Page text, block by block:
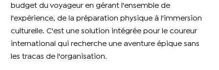
budget du voyageur en gérant l'ensemble de
l'expérience, de la préparation physique à l'immersion
culturelle. C'est une solution intégrée pour le coureur
international qui recherche une aventure épique sans
les tracas de l'organisation.